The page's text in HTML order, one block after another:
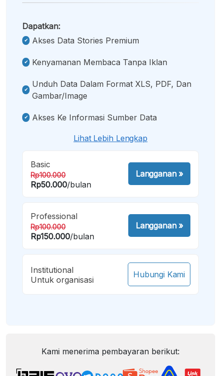
Dapatkan:
Akses Data Stories Premium
Kenyamanan Membaca Tanpa Iklan
Unduh Data Dalam Format XLS, PDF, Dan
Gambar/image
Akses Ke Informasi Sumber Data
Lihat Lebih Lengkap
Basic
Rp100.000
Rp50.000/bulan
Langganan»
Professional
Rp100.000
Rp150.000/bulan
Langganan»
Institutional
Untuk organisasi
Hubungi Kami
Kami menerima pembayaran berikut: